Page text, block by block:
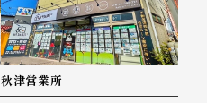
秋津営業所